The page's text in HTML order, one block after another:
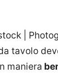
|
tavolo
maniera